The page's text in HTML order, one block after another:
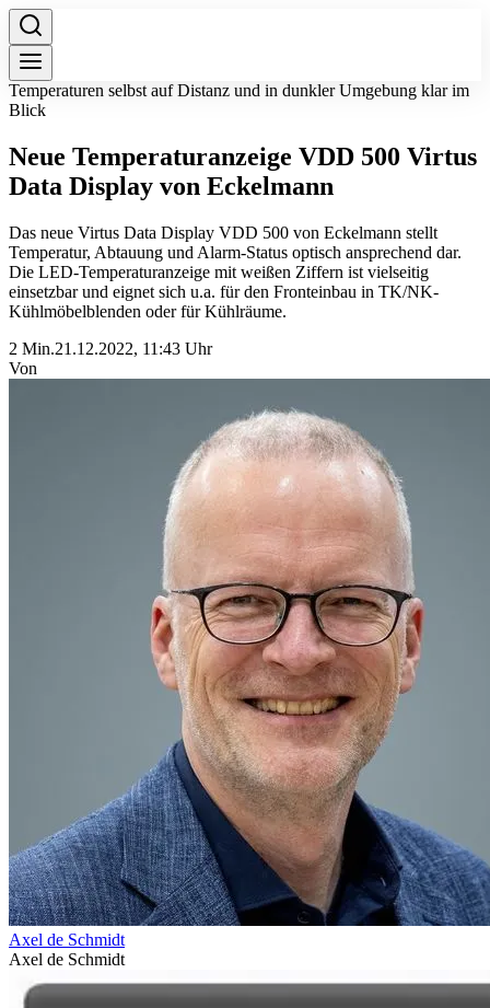
Temperaturen selbst auf Distanz und in dunkler Umgebung klar im
Blick
Neue Temperaturanzeige VDD 500 Virtus
Data Display von Eckelmann
Das neue Virtus Data Display VDD 500 von Eckelmann stellt
Temperatur, Abtauung und Alarm-Status optisch ansprechend dar.
Die LED-Temperaturanzeige mit weißen Ziffern ist vielseitig
einsetzbar und eignet sich u.a. für den Fronteinbau in TK/NK-
Kühlmöbelblenden oder für Kühlräume.
2 Min.21.12.2022, 11:43 Uhr
Von
Axel de Schmidt
Axel de Schmidt